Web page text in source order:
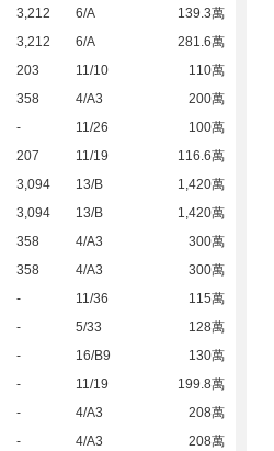
3,212 6/A
139.3萬
3,212 6/A
281.6萬
203 11/10
110萬
358 4/A3
200萬
- 11/26
100萬
207 11/19
116.6萬
3,094 13/B
1,420萬
3,094 13/B
1,420萬
358 4/A3
300萬
358 4/A3
300萬
- 11/36
115萬
- 5/33
128萬
- 16/B9
130萬
- 11/19
199.8萬
- 4/A3
208萬
- 4/A3
208萬